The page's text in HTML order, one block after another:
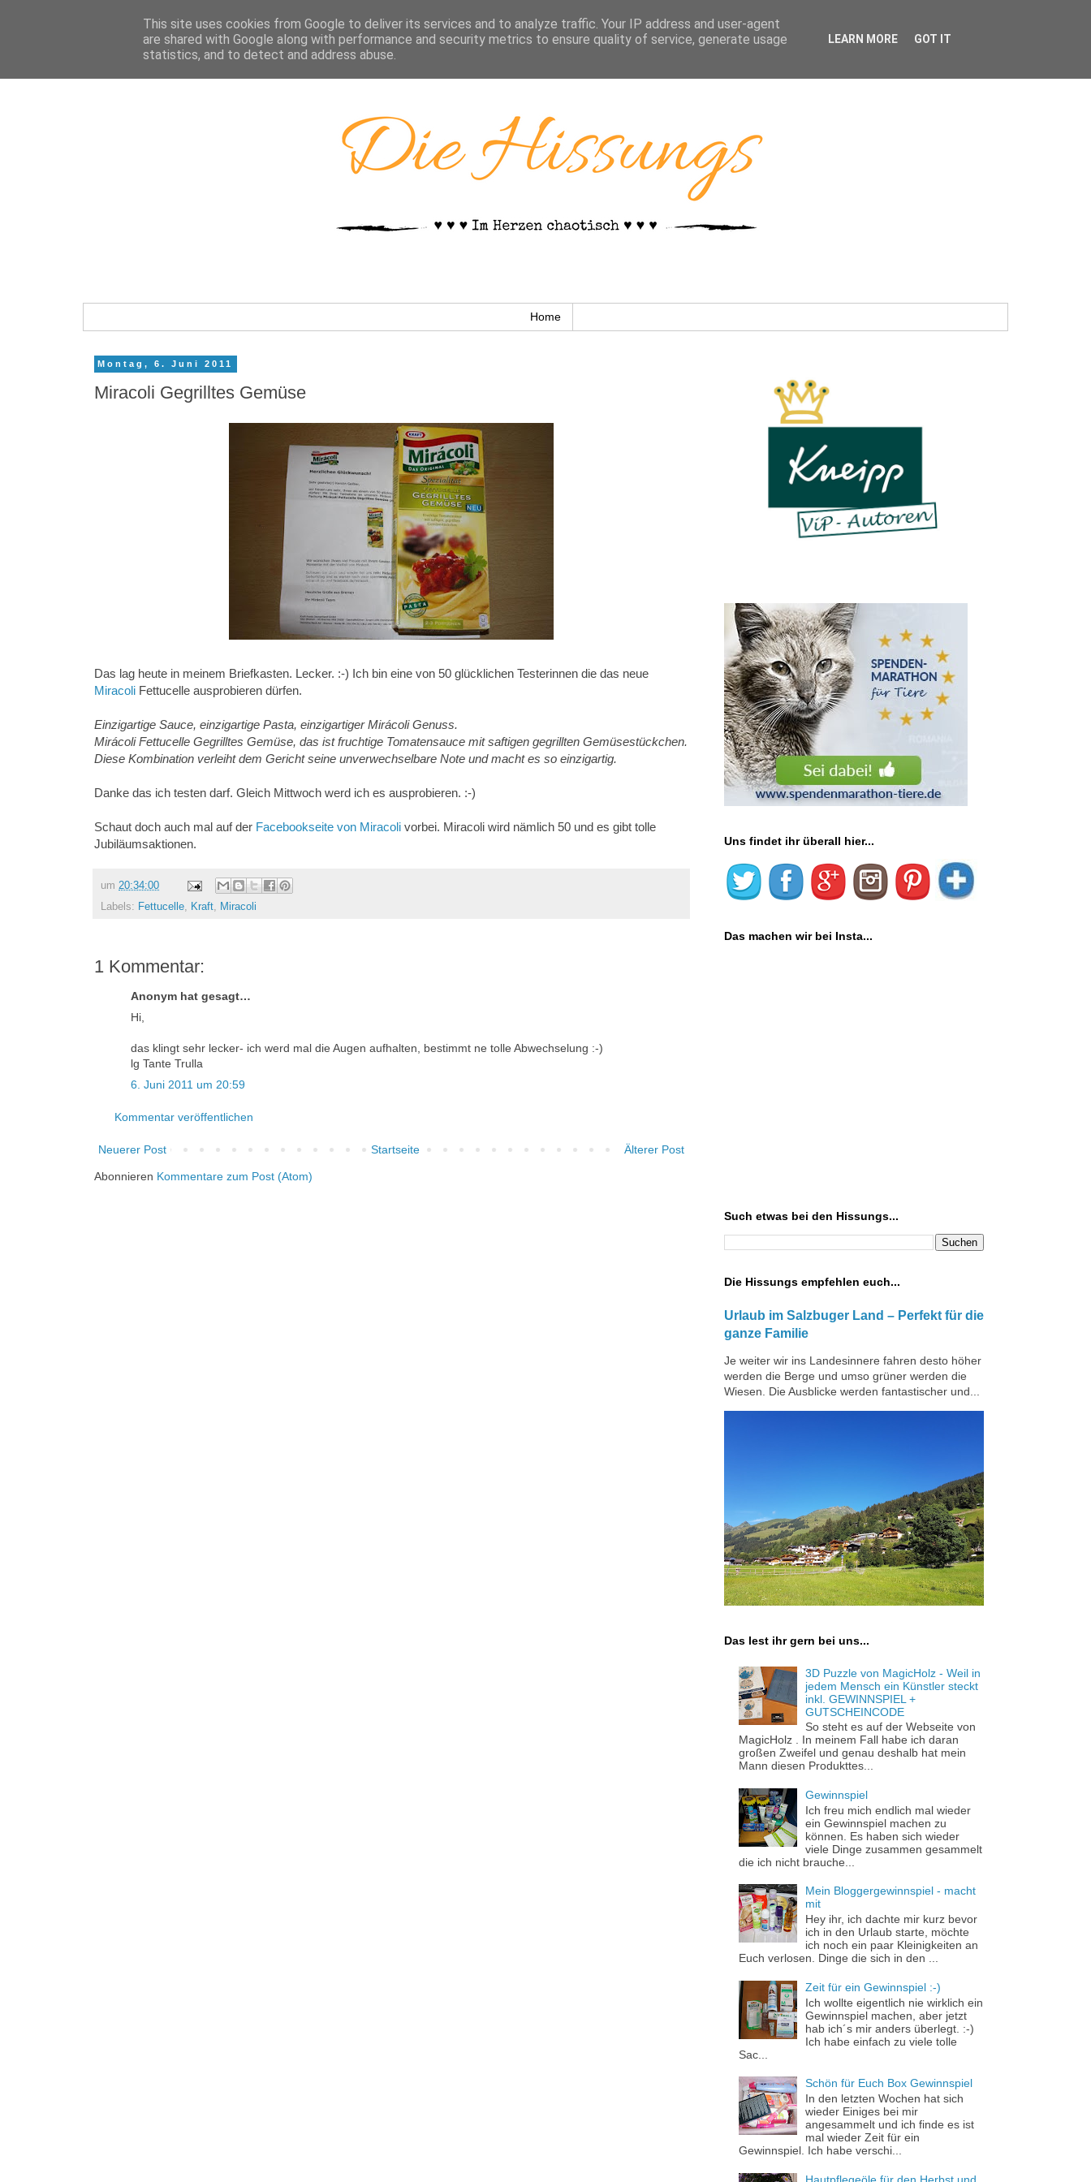
Home
Montag, 6. Juni 2011
Miracoli Gegrilltes Gemüse
Das lag heute in meinem Briefkasten. Lecker. :-) Ich bin eine von 50 glücklichen Testerinnen die das neue
Miracoli Fettucelle ausprobieren dürfen.
Einzigartige Sauce, einzigartige Pasta, einzigartiger Mirácoli Genuss.
Mirácoli Fettucelle Gegrilltes Gemüse, das ist fruchtige Tomatensauce mit saftigen gegrillten Gemüsestückchen.
Diese Kombination verleiht dem Gericht seine unverwechselbare Note und macht es so einzigartig.
Danke das ich testen darf. Gleich Mittwoch werd ich es ausprobieren. :-)
Schaut doch auch mal auf der Facebookseite von Miracoli vorbei. Miracoli wird nämlich 50 und es gibt tolle
Jubiläumsaktionen.
um 20:34:00
Labels: Fettucelle, Kraft, Miracoli
1 Kommentar:
Anonym hat gesagt…
Hi,
das klingt sehr lecker- ich werd mal die Augen aufhalten, bestimmt ne tolle Abwechselung :-)
lg Tante Trulla
6. Juni 2011 um 20:59
Kommentar veröffentlichen
Neuerer Post Älterer Post
Startseite
Abonnieren Kommentare zum Post (Atom)
Uns findet ihr überall hier...
Das machen wir bei Insta...
Such etwas bei den Hissungs...
Die Hissungs empfehlen euch...
Urlaub im Salzbuger Land – Perfekt für die
ganze Familie
Je weiter wir ins Landesinnere fahren desto höher
werden die Berge und umso grüner werden die
Wiesen. Die Ausblicke werden fantastischer und...
Das lest ihr gern bei uns...
3D Puzzle von MagicHolz - Weil in
jedem Mensch ein Künstler steckt
inkl. GEWINNSPIEL +
GUTSCHEINCODE
So steht es auf der Webseite von
MagicHolz . In meinem Fall habe ich daran
großen Zweifel und genau deshalb hat mein
Mann diesen Produkttes...
Gewinnspiel
Ich freu mich endlich mal wieder
ein Gewinnspiel machen zu
können. Es haben sich wieder
viele Dinge zusammen gesammelt
die ich nicht brauche...
Mein Bloggergewinnspiel - macht
mit
Hey ihr, ich dachte mir kurz bevor
ich in den Urlaub starte, möchte
ich noch ein paar Kleinigkeiten an
Euch verlosen. Dinge die sich in den ...
Zeit für ein Gewinnspiel :-)
Ich wollte eigentlich nie wirklich ein
Gewinnspiel machen, aber jetzt
hab ich´s mir anders überlegt. :-)
Ich habe einfach zu viele tolle
Sac...
Schön für Euch Box Gewinnspiel
In den letzten Wochen hat sich
wieder Einiges bei mir
angesammelt und ich finde es ist
mal wieder Zeit für ein
Gewinnspiel. Ich habe verschi...
Hautpflegeöle für den Herbst und
This site uses cookies from Google to deliver its services and to analyze traffic. Your IP address and user-agent
are shared with Google along with performance and security metrics to ensure quality of service, generate usage
statistics, and to detect and address abuse.
LEARN MORE GOT IT